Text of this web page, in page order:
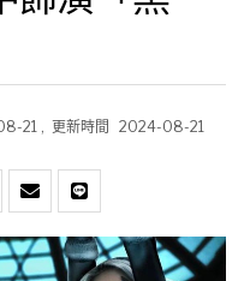
21, 更新時間 2024-08-21